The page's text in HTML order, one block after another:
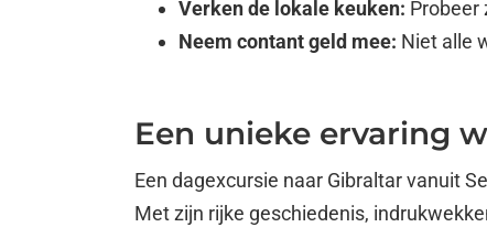
Verken de lokale keuken: Probeer
Neem contant geld mee: Niet alle
Een unieke ervaring
Een dagexcursie naar Gibraltar vanuit
Met zijn rijke geschiedenis,